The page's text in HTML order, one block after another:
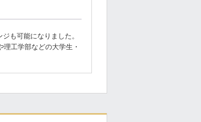
も可能になりました。
工学部などの大学生・